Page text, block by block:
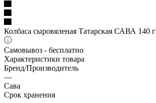
Колбаса сыровяленая Татарская САВА 140 г
Самовывоз - бесплатно
Характеристики товара
Бренд/Производитель
—
Сава
Срок хранения